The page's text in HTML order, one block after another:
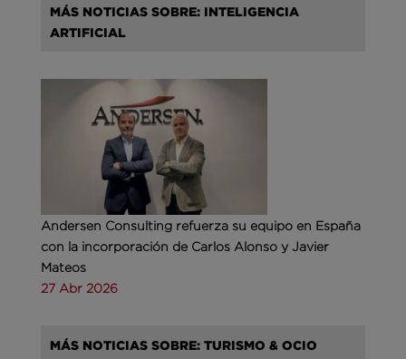
MÁS NOTICIAS SOBRE: INTELIGENCIA
ARTIFICIAL
Andersen Consulting refuerza su equipo en España
con la incorporación de Carlos Alonso y Javier
Mateos
27 Abr 2026
MÁS NOTICIAS SOBRE: TURISMO & OCIO